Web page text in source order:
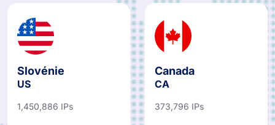
Slovénie
US
Canada
CA